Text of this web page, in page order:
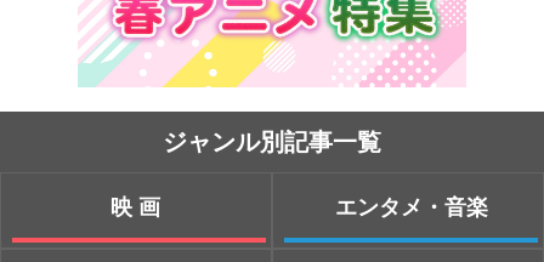
ジャンル別記事一覧
映画 エンタメ・音楽